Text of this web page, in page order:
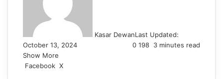
Kasar DewanLast Updated:
October 13, 2024
0 198 3 minutes read
Show More
Facebook X